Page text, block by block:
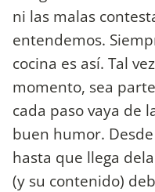
ni las malas
entendemos.
cocina es así. Tal
momento, sea
cada paso vaya de
buen humor.
hasta que llega
(y su contenido)